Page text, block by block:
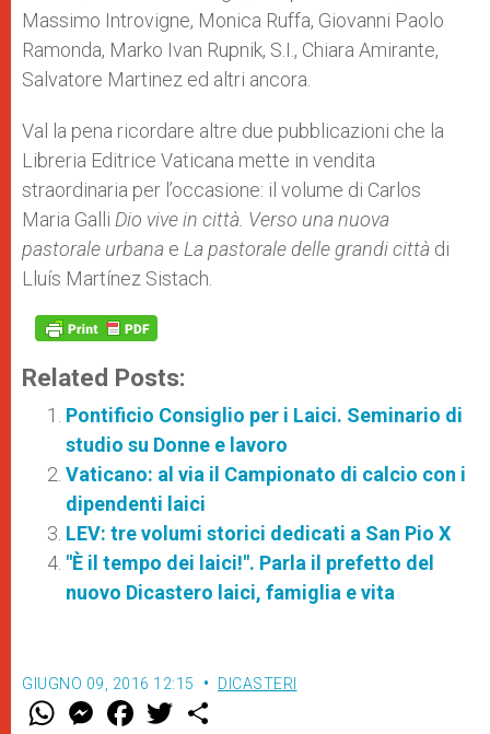
Massimo Introvigne, Monica Ruffa, Giovanni Paolo
Ramonda, Marko Ivan Rupnik, S.I., Chiara Amirante,
Salvatore Martinez ed altri ancora.
Val la pena ricordare altre due pubblicazioni che la
Libreria Editrice Vaticana mette in vendita
straordinaria per l’occasione: il volume di Carlos
Maria Galli Dio vive in città. Verso una nuova
pastorale urbana e La pastorale delle grandi città di
Lluís Martínez Sistach.
Related Posts:
Pontificio Consiglio per i Laici. Seminario di
studio su Donne e lavoro
Vaticano: al via il Campionato di calcio con i
dipendenti laici
LEV: tre volumi storici dedicati a San Pio X
"È il tempo dei laici!". Parla il prefetto del
nuovo Dicastero laici, famiglia e vita
GIUGNO 09, 2016 12:15 DICASTERI
W M
e
F
a w